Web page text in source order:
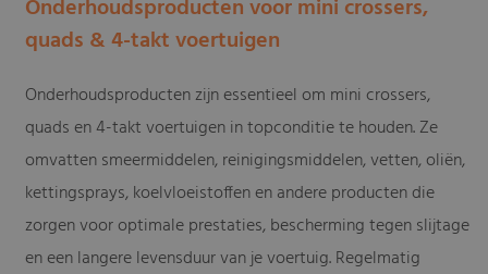
Onderhoudsproducten voor mini crossers,
quads & 4-takt voertuigen
Onderhoudsproducten zijn essentieel om mini crossers,
quads en 4-takt voertuigen in topconditie te houden. Ze
omvatten smeermiddelen, reinigingsmiddelen, vetten, oliën,
kettingsprays, koelvloeistoffen en andere producten die
zorgen voor optimale prestaties, bescherming tegen slijtage
en een langere levensduur van je voertuig. Regelmatig